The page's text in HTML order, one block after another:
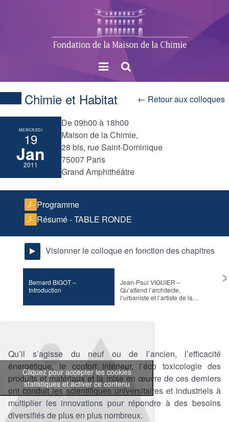
MenuRechercher
Chimie et Habitat ← Retour aux colloques
MERCREDI
19
Jan
2011
De 09h00 à 18h00
Maison de la Chimie,
28 bis, rue Saint-Dominique
75007 Paris
Grand Amphithéâtre
Programme
Résumé - TABLE RONDE
Visionner le colloque en fonction des chapitres
Bernard BIGOT –
Introduction
Jean-Paul VIGUIER –
Qu’attend l’architecte,
l’urbaniste et l’artiste de la
›
Cliquez pour accepter les cookies
statistiques et activer ce contenu
Qu’il s’agisse du neuf ou de l’ancien, l’efficacité
énergétique, le confort intérieur, l’éco toxicologie des
produits et matériaux et la mise en œuvre de ces derniers
ont conduit les scientifiques universitaires et industriels à
multiplier les innovations pour répondre à des besoins
diversifiés de plus en plus nombreux.